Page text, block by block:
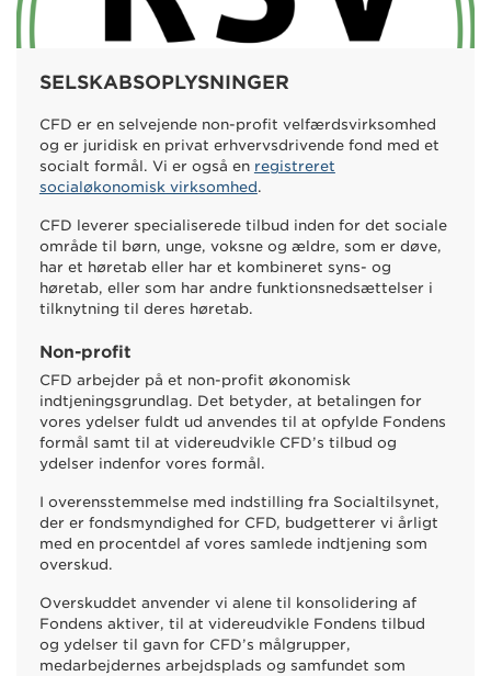
SELSKABSOPLYSNINGER
CFD er en selvejende non-profit velfærdsvirksomhed
og er juridisk en privat erhvervsdrivende fond med et
socialt formål. Vi er også en registreret
socialøkonomisk virksomhed.
CFD leverer specialiserede tilbud inden for det sociale
område til børn, unge, voksne og ældre, som er døve,
har et høretab eller har et kombineret syns- og
høretab, eller som har andre funktionsnedsættelser i
tilknytning til deres høretab.
Non-profit
CFD arbejder på et non-profit økonomisk
indtjeningsgrundlag. Det betyder, at betalingen for
vores ydelser fuldt ud anvendes til at opfylde Fondens
formål samt til at videreudvikle CFD’s tilbud og
ydelser indenfor vores formål.
I overensstemmelse med indstilling fra Socialtilsynet,
der er fondsmyndighed for CFD, budgetterer vi årligt
med en procentdel af vores samlede indtjening som
overskud.
Overskuddet anvender vi alene til konsolidering af
Fondens aktiver, til at videreudvikle Fondens tilbud
og ydelser til gavn for CFD’s målgrupper,
medarbejdernes arbejdsplads og samfundet som